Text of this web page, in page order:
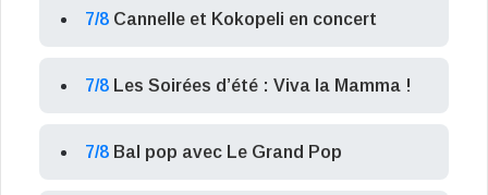
7/8 Cannelle et Kokopeli en concert
7/8 Les Soirées d’été : Viva la Mamma !
7/8 Bal pop avec Le Grand Pop